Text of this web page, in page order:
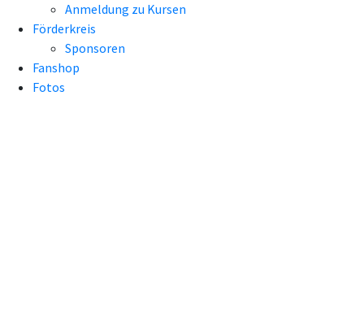
Anmeldung zu Kursen
Förderkreis
Sponsoren
Fanshop
Fotos